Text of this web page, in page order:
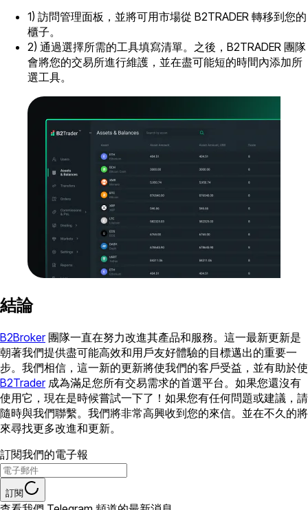
1) 訪問管理面板，並將可用市場從 B2TRADER 轉移到您的
櫃子。
2) 通過選擇所需的工具填寫清單。之後，B2TRADER 團隊
會將您的交易所進行維護，並在盡可能短的時間內添加所
選工具。
結論
B2Broker團隊一直在努力改進其產品和服務。這一最新更新是
朝著我們提供盡可能高效和用戶友好體驗的目標邁出的重要一
步。我們相信，這一新的更新將使我們的客戶受益，並有助於使
B2Trader成為滿足您所有交易需求的首選平台。如果您還沒有
使用它，現在是時候嘗試一下了！如果您有任何問題或建議，請
隨時與我們聯繫。我們將非常高興收到您的來信。並在不久的將
來尋找更多改進和更新。
訂閱我們的電子報
訂閱